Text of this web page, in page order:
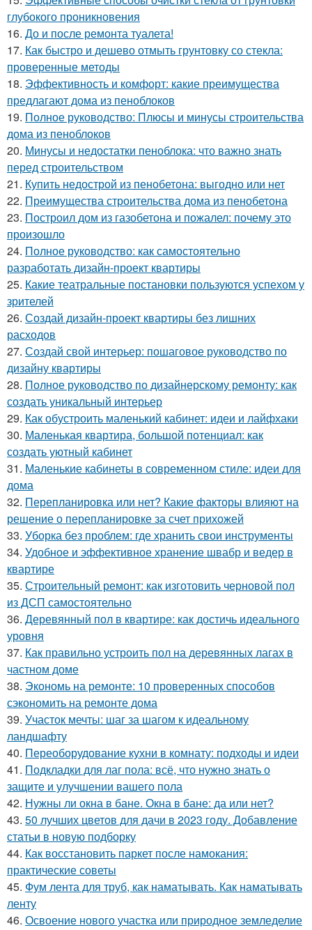
глубокого проникновения
16. До и после ремонта туалета!
17. Как быстро и дешево отмыть грунтовку со стекла:
проверенные методы
18. Эффективность и комфорт: какие преимущества
предлагают дома из пеноблоков
19. Полное руководство: Плюсы и минусы строительства
дома из пеноблоков
20. Минусы и недостатки пеноблока: что важно знать
перед строительством
21. Купить недострой из пенобетона: выгодно или нет
22. Преимущества строительства дома из пенобетона
23. Построил дом из газобетона и пожалел: почему это
произошло
24. Полное руководство: как самостоятельно
разработать дизайн-проект квартиры
25. Какие театральные постановки пользуются успехом у
зрителей
26. Создай дизайн-проект квартиры без лишних
расходов
27. Создай свой интерьер: пошаговое руководство по
дизайну квартиры
28. Полное руководство по дизайнерскому ремонту: как
создать уникальный интерьер
29. Как обустроить маленький кабинет: идеи и лайфхаки
30. Маленькая квартира, большой потенциал: как
создать уютный кабинет
31. Маленькие кабинеты в современном стиле: идеи для
дома
32. Перепланировка или нет? Какие факторы влияют на
решение о перепланировке за счет прихожей
33. Уборка без проблем: где хранить свои инструменты
34. Удобное и эффективное хранение швабр и ведер в
квартире
35. Строительный ремонт: как изготовить черновой пол
из ДСП самостоятельно
36. Деревянный пол в квартире: как достичь идеального
уровня
37. Как правильно устроить пол на деревянных лагах в
частном доме
38. Экономь на ремонте: 10 проверенных способов
сэкономить на ремонте дома
39. Участок мечты: шаг за шагом к идеальному
ландшафту
40. Переоборудование кухни в комнату: подходы и идеи
41. Подкладки для лаг пола: всё, что нужно знать о
защите и улучшении вашего пола
42. Нужны ли окна в бане. Окна в бане: да или нет?
43. 50 лучших цветов для дачи в 2023 году. Добавление
статьи в новую подборку
44. Как восстановить паркет после намокания:
практические советы
45. Фум лента для труб, как наматывать. Как наматывать
ленту
46. Освоение нового участка или природное земледелие